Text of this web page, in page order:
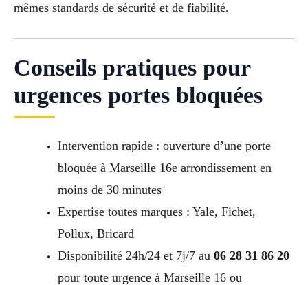
mêmes standards de sécurité et de fiabilité.
Conseils pratiques pour
urgences portes bloquées
Intervention rapide : ouverture d’une porte
bloquée à Marseille 16e arrondissement en
moins de 30 minutes
Expertise toutes marques : Yale, Fichet,
Pollux, Bricard
Disponibilité 24h/24 et 7j/7 au 06 28 31 86 20
pour toute urgence à Marseille 16 ou